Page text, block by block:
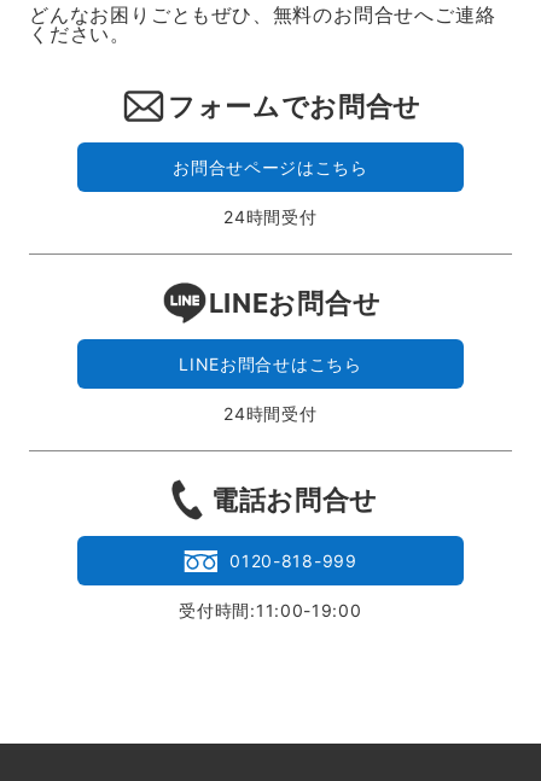
どんなお困りごともぜひ、無料のお問合せへご連絡
ください。
フォームでお問合せ
お問合せページはこちら
24時間受付
LINEお問合せ
LINEお問合せはこちら
24時間受付
電話お問合せ
0120-818-999
受付時間:11:00-19:00